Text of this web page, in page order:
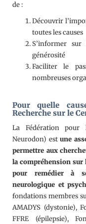
de :
Découvrir
toutes les causes
S’informer sur
générosité
Faciliter le
nombreuses
Pour quelle
Recherche sur le
La Fédération pour
Neurodon) estune
permettre aux
la compréhension
pour remédier à
neurologique et
fondations membres
AMADYS (dystonie),
FFRE (épilepsie),